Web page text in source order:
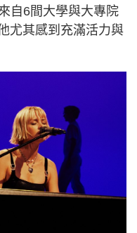
自6間大學與大專院
尤其感到充滿活力與